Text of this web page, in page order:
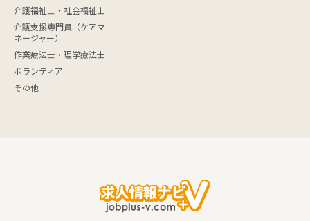
介護福祉士・社会福祉士
介護支援専門員（ケアマ
ネージャー）
作業療法士・理学療法士
ボランティア
その他